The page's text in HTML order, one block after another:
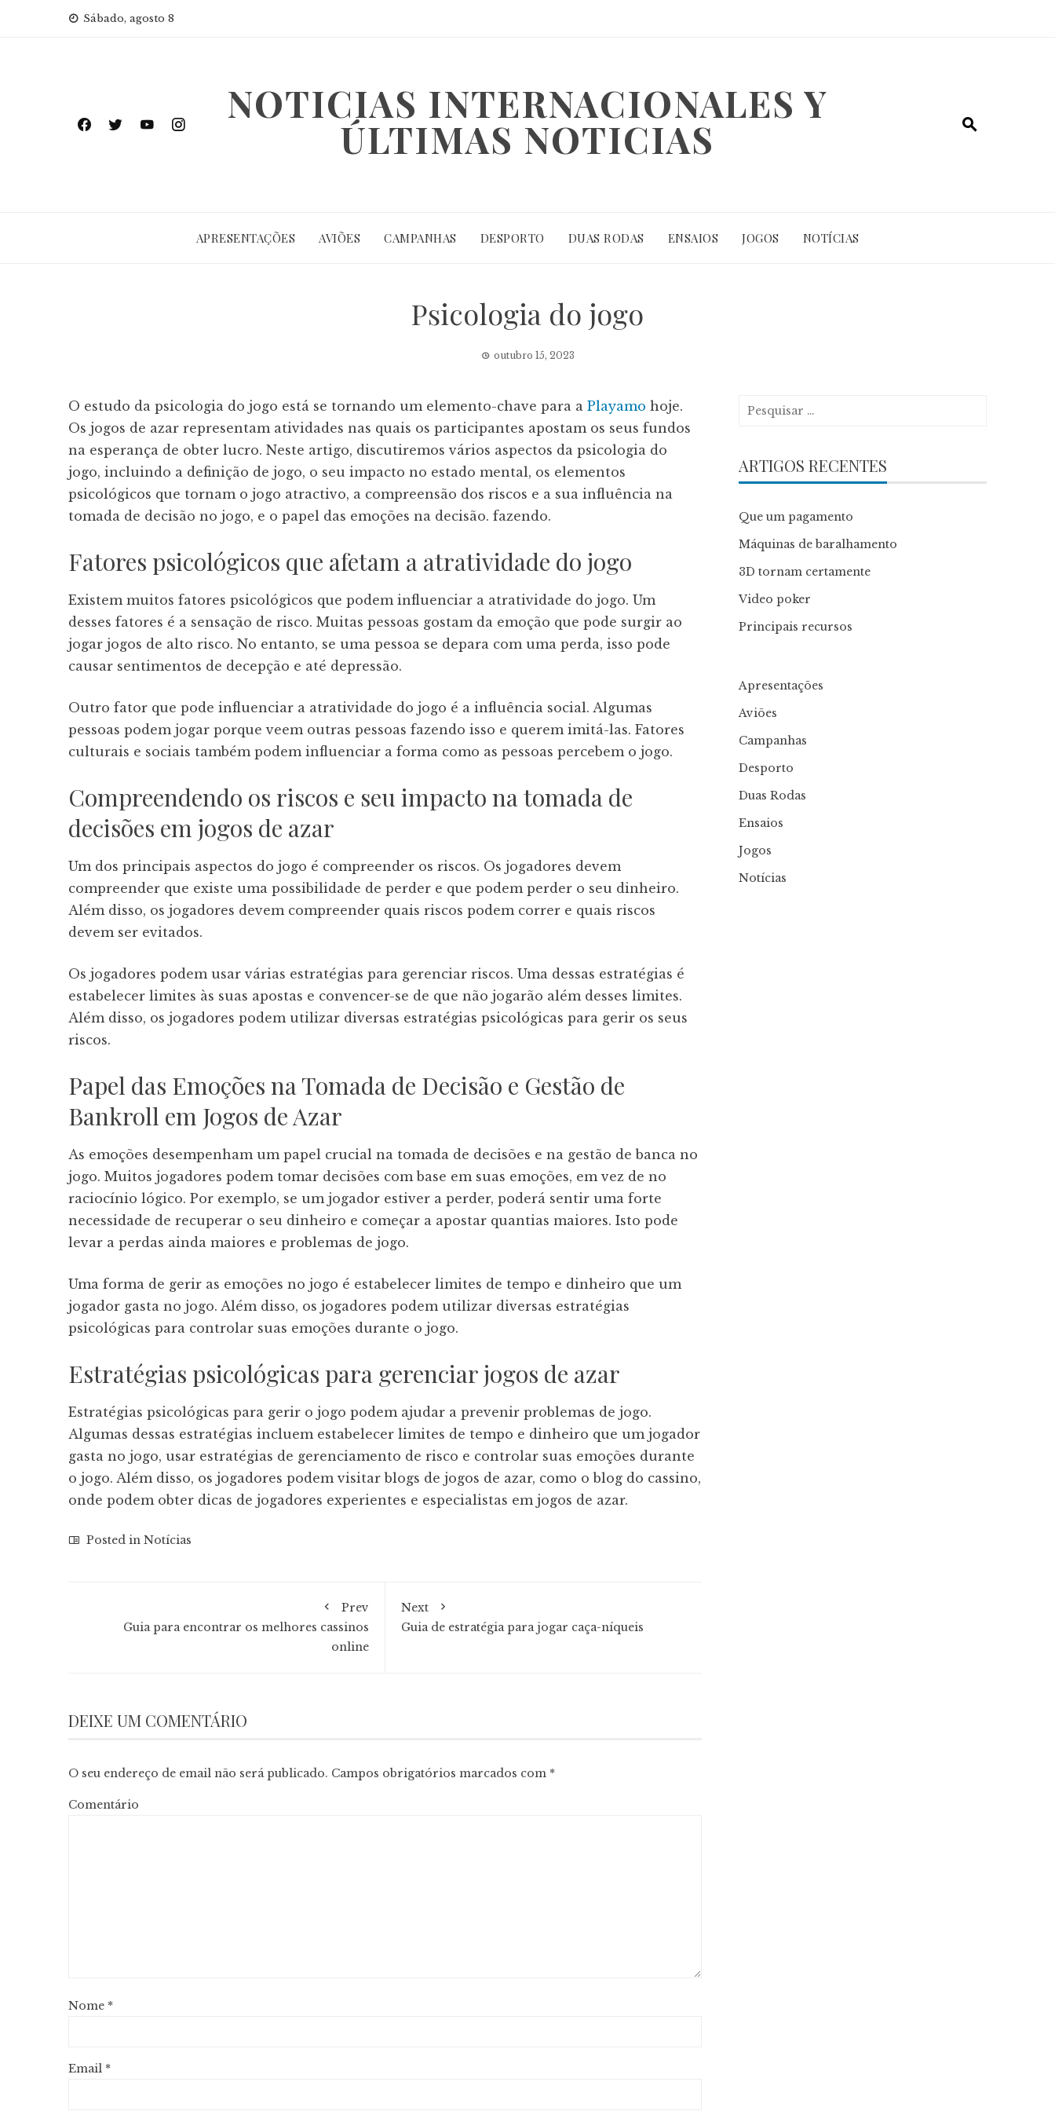
Sábado, agosto 8
NOTICIAS INTERNACIONALES Y
ÚLTIMAS NOTICIAS
APRESENTAÇÕES AVIÕES CAMPANHAS DESPORTO DUAS RODAS ENSAIOS JOGOS NOTÍCIAS
Psicologia do jogo
outubro 15, 2023
O estudo da psicologia do jogo está se tornando um elemento-chave para a Playamo hoje.
Os jogos de azar representam atividades nas quais os participantes apostam os seus fundos
na esperança de obter lucro. Neste artigo, discutiremos vários aspectos da psicologia do
jogo, incluindo a definição de jogo, o seu impacto no estado mental, os elementos
psicológicos que tornam o jogo atractivo, a compreensão dos riscos e a sua influência na
tomada de decisão no jogo, e o papel das emoções na decisão. fazendo.
Fatores psicológicos que afetam a atratividade do jogo
Existem muitos fatores psicológicos que podem influenciar a atratividade do jogo. Um
desses fatores é a sensação de risco. Muitas pessoas gostam da emoção que pode surgir ao
jogar jogos de alto risco. No entanto, se uma pessoa se depara com uma perda, isso pode
causar sentimentos de decepção e até depressão.
Outro fator que pode influenciar a atratividade do jogo é a influência social. Algumas
pessoas podem jogar porque veem outras pessoas fazendo isso e querem imitá-las. Fatores
culturais e sociais também podem influenciar a forma como as pessoas percebem o jogo.
Compreendendo os riscos e seu impacto na tomada de
decisões em jogos de azar
Um dos principais aspectos do jogo é compreender os riscos. Os jogadores devem
compreender que existe uma possibilidade de perder e que podem perder o seu dinheiro.
Além disso, os jogadores devem compreender quais riscos podem correr e quais riscos
devem ser evitados.
Os jogadores podem usar várias estratégias para gerenciar riscos. Uma dessas estratégias é
estabelecer limites às suas apostas e convencer-se de que não jogarão além desses limites.
Além disso, os jogadores podem utilizar diversas estratégias psicológicas para gerir os seus
riscos.
Papel das Emoções na Tomada de Decisão e Gestão de
Bankroll em Jogos de Azar
As emoções desempenham um papel crucial na tomada de decisões e na gestão de banca no
jogo. Muitos jogadores podem tomar decisões com base em suas emoções, em vez de no
raciocínio lógico. Por exemplo, se um jogador estiver a perder, poderá sentir uma forte
necessidade de recuperar o seu dinheiro e começar a apostar quantias maiores. Isto pode
levar a perdas ainda maiores e problemas de jogo.
Uma forma de gerir as emoções no jogo é estabelecer limites de tempo e dinheiro que um
jogador gasta no jogo. Além disso, os jogadores podem utilizar diversas estratégias
psicológicas para controlar suas emoções durante o jogo.
Estratégias psicológicas para gerenciar jogos de azar
Estratégias psicológicas para gerir o jogo podem ajudar a prevenir problemas de jogo.
Algumas dessas estratégias incluem estabelecer limites de tempo e dinheiro que um jogador
gasta no jogo, usar estratégias de gerenciamento de risco e controlar suas emoções durante
o jogo. Além disso, os jogadores podem visitar blogs de jogos de azar, como o blog do cassino,
onde podem obter dicas de jogadores experientes e especialistas em jogos de azar.
Posted in Notícias
Prev
Guia para encontrar os melhores cassinos
online
Next
Guia de estratégia para jogar caça-níqueis
DEIXE UM COMENTÁRIO
O seu endereço de email não será publicado. Campos obrigatórios marcados com *
Comentário
Nome *
Email *
Pesquisar
ARTIGOS RECENTES
Que um pagamento
Máquinas de baralhamento
3D tornam certamente
Video poker
Principais recursos
Apresentações
Aviões
Campanhas
Desporto
Duas Rodas
Ensaios
Jogos
Notícias